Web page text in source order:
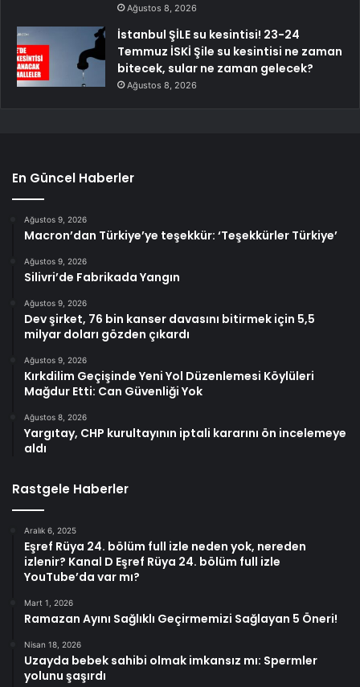
Ağustos 8, 2026
İstanbul ŞİLE su kesintisi! 23-24
Temmuz İSKİ Şile su kesintisi ne zaman
bitecek, sular ne zaman gelecek?
Ağustos 8, 2026
En Güncel Haberler
Ağustos 9, 2026
Macron’dan Türkiye’ye teşekkür: ‘Teşekkürler Türkiye’
Ağustos 9, 2026
Silivri’de Fabrikada Yangın
Ağustos 9, 2026
Dev şirket, 76 bin kanser davasını bitirmek için 5,5
milyar doları gözden çıkardı
Ağustos 9, 2026
Kırkdilim Geçişinde Yeni Yol Düzenlemesi Köylüleri
Mağdur Etti: Can Güvenliği Yok
Ağustos 8, 2026
Yargıtay, CHP kurultayının iptali kararını ön incelemeye
aldı
Rastgele Haberler
Aralık 6, 2025
Eşref Rüya 24. bölüm full izle neden yok, nereden
izlenir? Kanal D Eşref Rüya 24. bölüm full izle
YouTube’da var mı?
Mart 1, 2026
Ramazan Ayını Sağlıklı Geçirmemizi Sağlayan 5 Öneri!
Nisan 18, 2026
Uzayda bebek sahibi olmak imkansız mı: Spermler
yolunu şaşırdı